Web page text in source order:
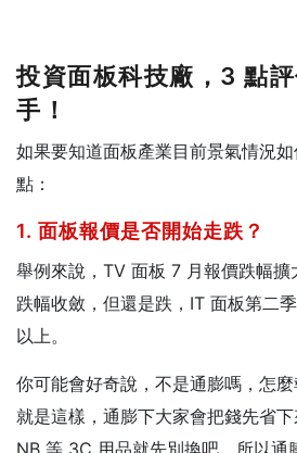
投資面板科技廠，3 點
手！
如果要知道面板產業目前景氣情況
點：
1. 面板報價是否開始走跌？
舉例來說，TV 面板 7 月報價跌幅擴
跌幅收斂，但還是跌，IT 面板第二
以上。
你可能會好奇說，不是通膨嗎，怎
就是這樣，通膨下大家會把錢先省下
NB 等 3C 用品就先別換吧，所以通